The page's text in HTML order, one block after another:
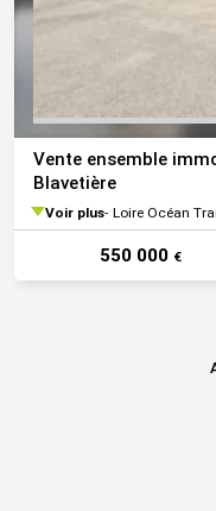
Vente ensemble
Blavetière
Voir plus Loire Océan
550 000 €